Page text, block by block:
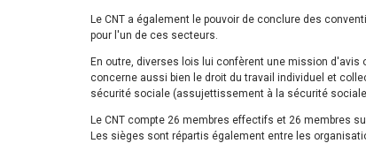
Le CNT a également le pouvoir de conclure des
pour l'un de ces secteurs.
En outre, diverses lois lui confèrent une mission
concerne aussi bien le droit du travail individuel et
sécurité sociale (assujettissement à la sécurité
Le CNT compte 26 membres effectifs et 26 membres
Les sièges sont répartis également entre les